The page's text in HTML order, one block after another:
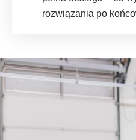
rozwiązania po